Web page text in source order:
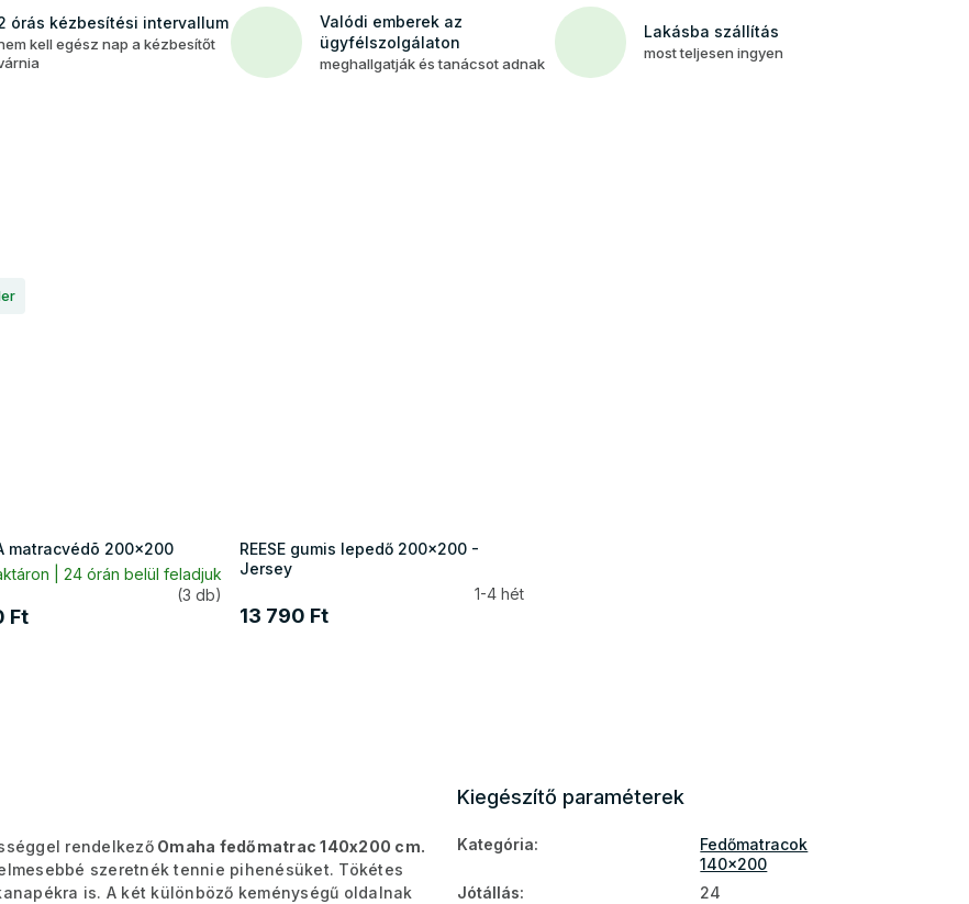
órás kézbesítési intervallum
kell egész nap a kézbesítőt
Valódi emberek az
ügyfélszolgálaton
meghallgatják és tanácsot adnak
Lakásba szállítás
most teljesen ingyen
matracvédõ 200x200
| 24 órán belül feladjuk
(3 db)
Ft
REESE gumis lepedő 200x200 -
Jersey
1-4 hét
13 790 Ft
rendelkezőOmaha fedőmatrac 140x200 cm.
szeretnék tennie pihenésüket. Tökétes
is. A két különböző keménységű oldalnak
Kiegészítő paraméterek
Kategória:
Fedőmatracok
140x200
Jótállás:
24